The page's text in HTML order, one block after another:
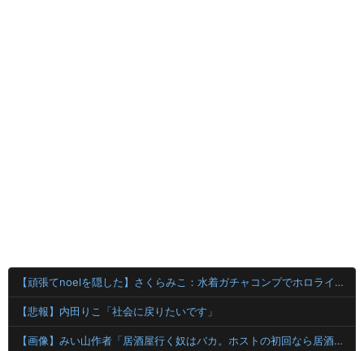
【頑張てnoelを隠した】さくらみこ：水着ガチャコンプでホロライブドリームを掴み取れ！
【悲報】内田りこ「社会に戻りたいです」
【画像】みい山作者「居酒屋行く奴はバカ。ホストの初回なら居酒屋より安く飲めてイケメンにチヤホヤされる」